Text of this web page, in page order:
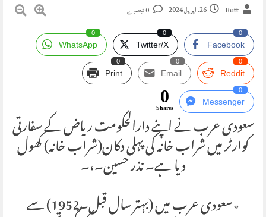
Butt 26. اپریل 2024
Facebook
0
Twitter/X
0
WhatsApp
0
Reddit
0
Email
0
Print
0
Messenger
0
0
Shares
سعودی عرب نے اپنے دارالحکومت ریاض کے سفارتی
کوارٹر میں شراب خانہ کی پہلی دکان(شراب خانہ) کھول
دیا ہے۔ نذر حسین۔،۔
٭سعودی عرب میں (بہتر سال قبل۔1952) سے